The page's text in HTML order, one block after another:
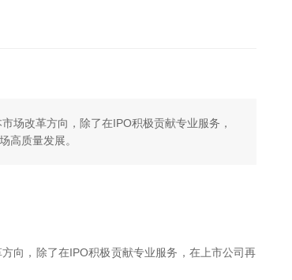
场改革方向，除了在IPO积极贡献专业服务，
高质量发展。
向，除了在IPO积极贡献专业服务，在上市公司再